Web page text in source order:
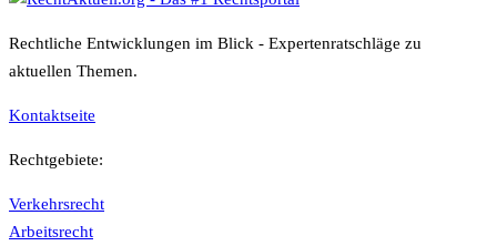
Rechtliche Entwicklungen im Blick - Expertenratschläge zu
aktuellen Themen.
Kontaktseite
Rechtgebiete:
Verkehrsrecht
Arbeitsrecht